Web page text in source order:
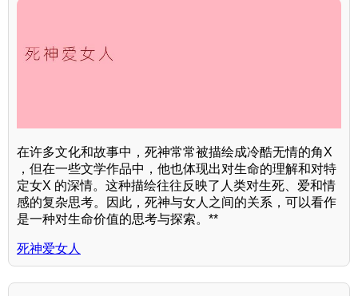
在许多文化和故事中，死神常常被描绘成冷酷无情的角X
，但在一些文学作品中，他也体现出对生命的理解和对特
定女X 的深情。这种描绘往往反映了人类对生死、爱和情
感的复杂思考。因此，死神与女人之间的关系，可以看作
是一种对生命价值的思考与探索。**
死神爱女人